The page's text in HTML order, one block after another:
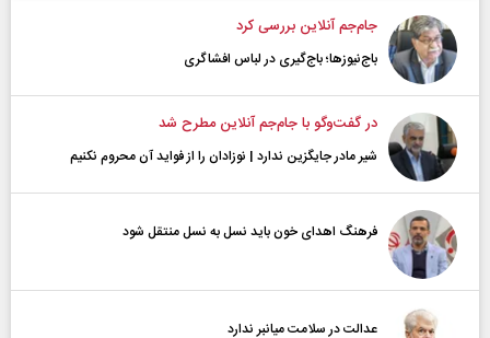
جام‌جم آنلاین بررسی کرد
باج‌نیوزها؛ باج‌گیری در لباس افشاگری
در گفت‌و‌گو با جام‌جم آنلاین مطرح شد
شیر مادر جایگزین ندارد | نوزادان را از فواید آن محروم نکنیم
فرهنگ اهدای خون باید نسل به نسل منتقل شود
عدالت در سلامت میانبر ندارد